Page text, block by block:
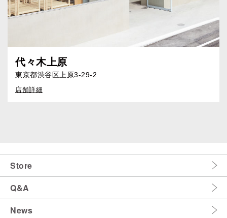
代々木上原
東京都渋谷区上原3-29-2
店舗詳細
Store
Q&A
News